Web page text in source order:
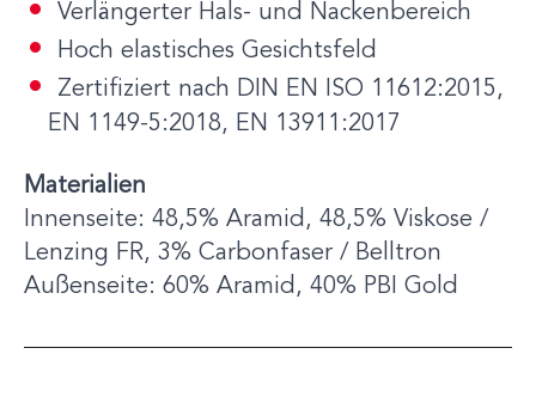
Verlängerter Hals- und Nackenbereich
Hoch elastisches Gesichtsfeld
Zertifiziert nach DIN EN ISO 11612:2015,
EN 1149-5:2018, EN 13911:2017
Materialien
Innenseite: 48,5% Aramid, 48,5% Viskose /
Lenzing FR, 3% Carbonfaser / Belltron
Außenseite: 60% Aramid, 40% PBI Gold